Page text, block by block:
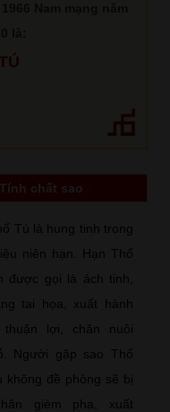
Tính chất sao
Tú là hung tinh trong
niên hạn. Hạn Thổ
được gọi là ách tinh,
tai họa, xuất hành
thuận lợi, chăn nuôi
Người gặp sao Thổ
không đề phòng sẽ bị
gièm pha, xuất